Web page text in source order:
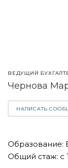
ВЕДУЩИЙ
Чернова
НАПИСАТЬ
Образование:
Общий стаж: с